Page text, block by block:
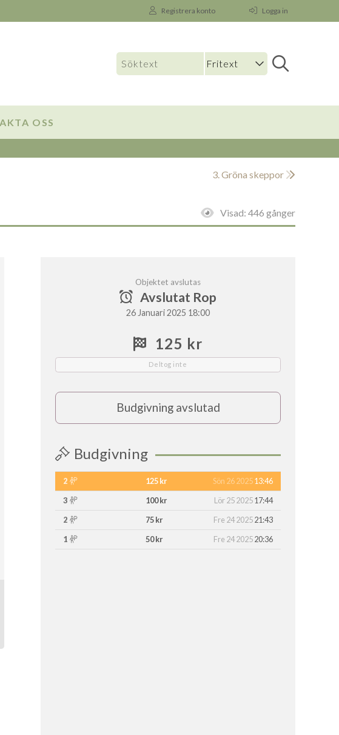
Registrera konto Logga in
OSS
3. Gröna skeppor
Visad: 446 gånger
Objektet avslutas
Avslutat Rop
26 Januari 2025 18:00
125 kr
Deltog inte
Budgivning avslutad
Budgivning
2 125 kr Sön 26 202513:46
3
100 kr Lör 25 202517:44
2
75 kr Fre 24 202521:43
1
50 kr Fre 24 202520:36